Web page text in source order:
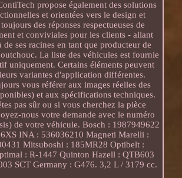
propose également des solutions
et orientées vers le design et
des réponses respectueuses de
et conviviales pour les clients - allant
de ses racines en tant que producteur de
La liste des véhicules est fournie
uniquement. Certains éléments peuvent
variantes d'application différentes.
vous référer aux images réelles des
et aux spécifications techniques.
pas sûr ou si vous cherchez la pièce
nous votre demande avec le numéro
de votre véhicule. Bosch : 1987949622
INA : 536036210 Magneti Marelli :
Mitsuboshi : 185MR28 Optibelt :
: R-1447 Quinton Hazell : QTB603
SCT Germany : G476. 3,2 L / 3179 cc.